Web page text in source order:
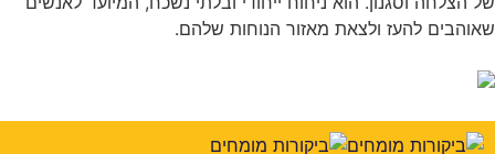
להעז ולצאת מאזור הנוחות שלהם.